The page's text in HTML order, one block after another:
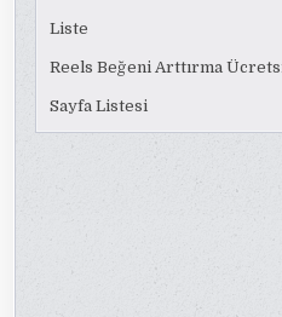
Liste
Reels Beğeni Arttırma
Sayfa Listesi